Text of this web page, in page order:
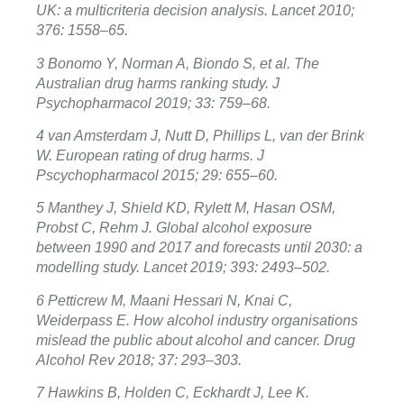
UK: a multicriteria decision analysis. Lancet 2010;
376: 1558–65.
3 Bonomo Y, Norman A, Biondo S, et al. The
Australian drug harms ranking study. J
Psychopharmacol 2019; 33: 759–68.
4 van Amsterdam J, Nutt D, Phillips L, van der Brink
W. European rating of drug harms. J
Pscychopharmacol 2015; 29: 655–60.
5 Manthey J, Shield KD, Rylett M, Hasan OSM,
Probst C, Rehm J. Global alcohol exposure
between 1990 and 2017 and forecasts until 2030: a
modelling study. Lancet 2019; 393: 2493–502.
6 Petticrew M, Maani Hessari N, Knai C,
Weiderpass E. How alcohol industry organisations
mislead the public about alcohol and cancer. Drug
Alcohol Rev 2018; 37: 293–303.
7 Hawkins B, Holden C, Eckhardt J, Lee K.